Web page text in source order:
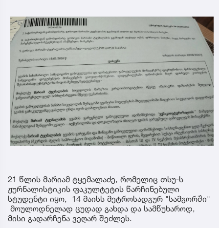
21 წლის მარიამ ტყემალაძე, რომელიც თსუ-ს
ჟურნალისტიკის ფაკულტეტის წარჩინებული
სტუდენტი იყო, 14 მაისს მეტროსადგურ "სამგორში"
მოულოდნელად ცუდად გახდა და სამწუხაროდ,
მისი გადარჩენა ვეღარ შეძლეს.